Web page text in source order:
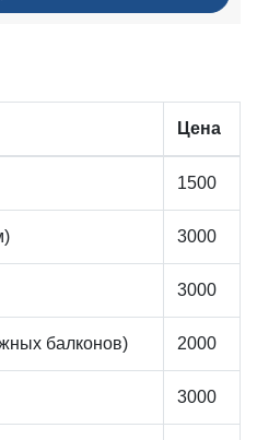
Цена
1500
3000
3000
балконов) 2000
3000